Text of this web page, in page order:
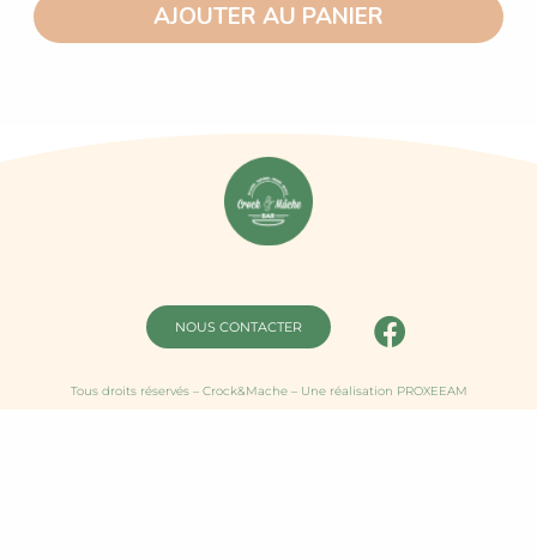
AJOUTER AU PANIER
NOUS CONTACTER
Tous droits réservés – Crock&Mache – Une réalisation PROXEEAM